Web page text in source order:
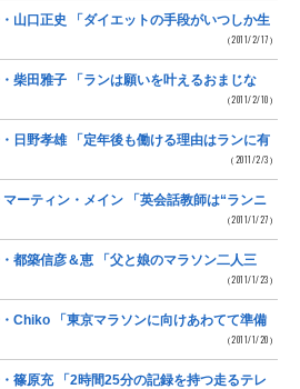
山口正史 「ダイエットの手段がいつしか生
（2011/2/17）
柴田雅子 「ランは願いを叶えるおまじな
（2011/2/10）
日野孝雄 「定年後も働ける理由はランに有
（2011/2/3）
ーティン・メイン 「英会話教師は“ランニ
（2011/1/27）
都築信彦＆恵 「父と娘のマラソン二人三
（2011/1/23）
Chiko 「東京マラソンに向けあわてて準備
（2011/1/20）
篠原充 「2時間25分の記録を持つ走るテレ